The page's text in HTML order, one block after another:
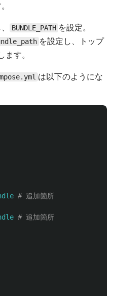
BUNDLE_PATH を設定。
を設定し、トップ
ます。
は以下のようにな
# 追加箇所
# 追加箇所